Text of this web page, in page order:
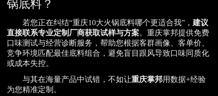
锅底料？
若您正在纠结“重庆10大火锅底料哪个更适合我”， 建议
直接联系专业定制厂商获取试样与方案。重庆掌邦提供免费
口味测试与经营诊断服务，帮助您根据客群画像、客单价、
竞争环境匹配最佳底料组合，避免盲目跟风导致口味同质化
或成本失控。
与其在海量产品中试错，不如让重庆掌邦用数据+经验
为您精准定制。